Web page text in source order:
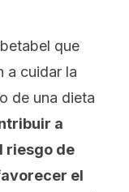
que
a cuidar la
de una dieta
a
riesgo de
el